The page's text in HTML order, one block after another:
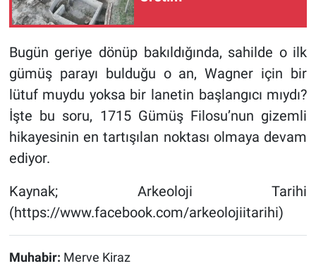
Bugün geriye dönüp bakıldığında, sahilde o ilk
gümüş parayı bulduğu o an, Wagner için bir
lütuf muydu yoksa bir lanetin başlangıcı mıydı?
İşte bu soru, 1715 Gümüş Filosu’nun gizemli
hikayesinin en tartışılan noktası olmaya devam
ediyor.
Kaynak; Arkeoloji Tarihi
(https://www.facebook.com/arkeolojiitarihi)
Muhabir: Merve Kiraz